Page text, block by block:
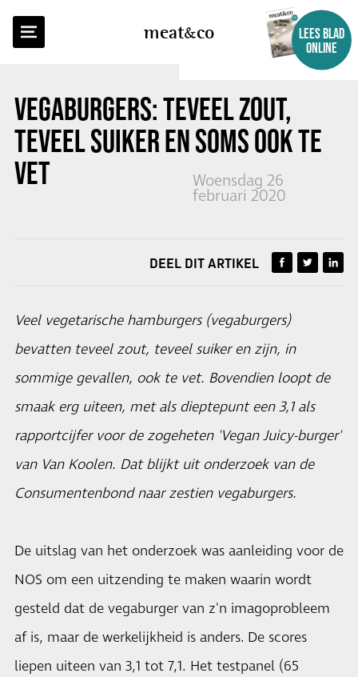
meatco
LEES BLAD
ONLINE
VEGABURGERS: TEVEEL ZOUT,
TEVEEL SUIKER EN SOMS OOK TE
VET
Woensdag 26
februari 2020
TERUG NAAR OVERZICHT
DEEL DIT ARTIKEL
Veel vegetarische hamburgers (vegaburgers)
bevatten teveel zout, teveel suiker en zijn, in
sommige gevallen, ook te vet. Bovendien loopt de
smaak erg uiteen, met als dieptepunt een 3,1 als
rapportcijfer voor de zogeheten 'Vegan Juicy-burger'
van Van Koolen. Dat blijkt uit onderzoek van de
Consumentenbond naar zestien vegaburgers.
De uitslag van het onderzoek was aanleiding voor de
NOS om een uitzending te maken waarin wordt
gesteld dat de vegaburger van z'n imagoprobleem
af is, maar de werkelijkheid is anders. De scores
liepen uiteen van 3,1 tot 7,1. Het testpanel (65